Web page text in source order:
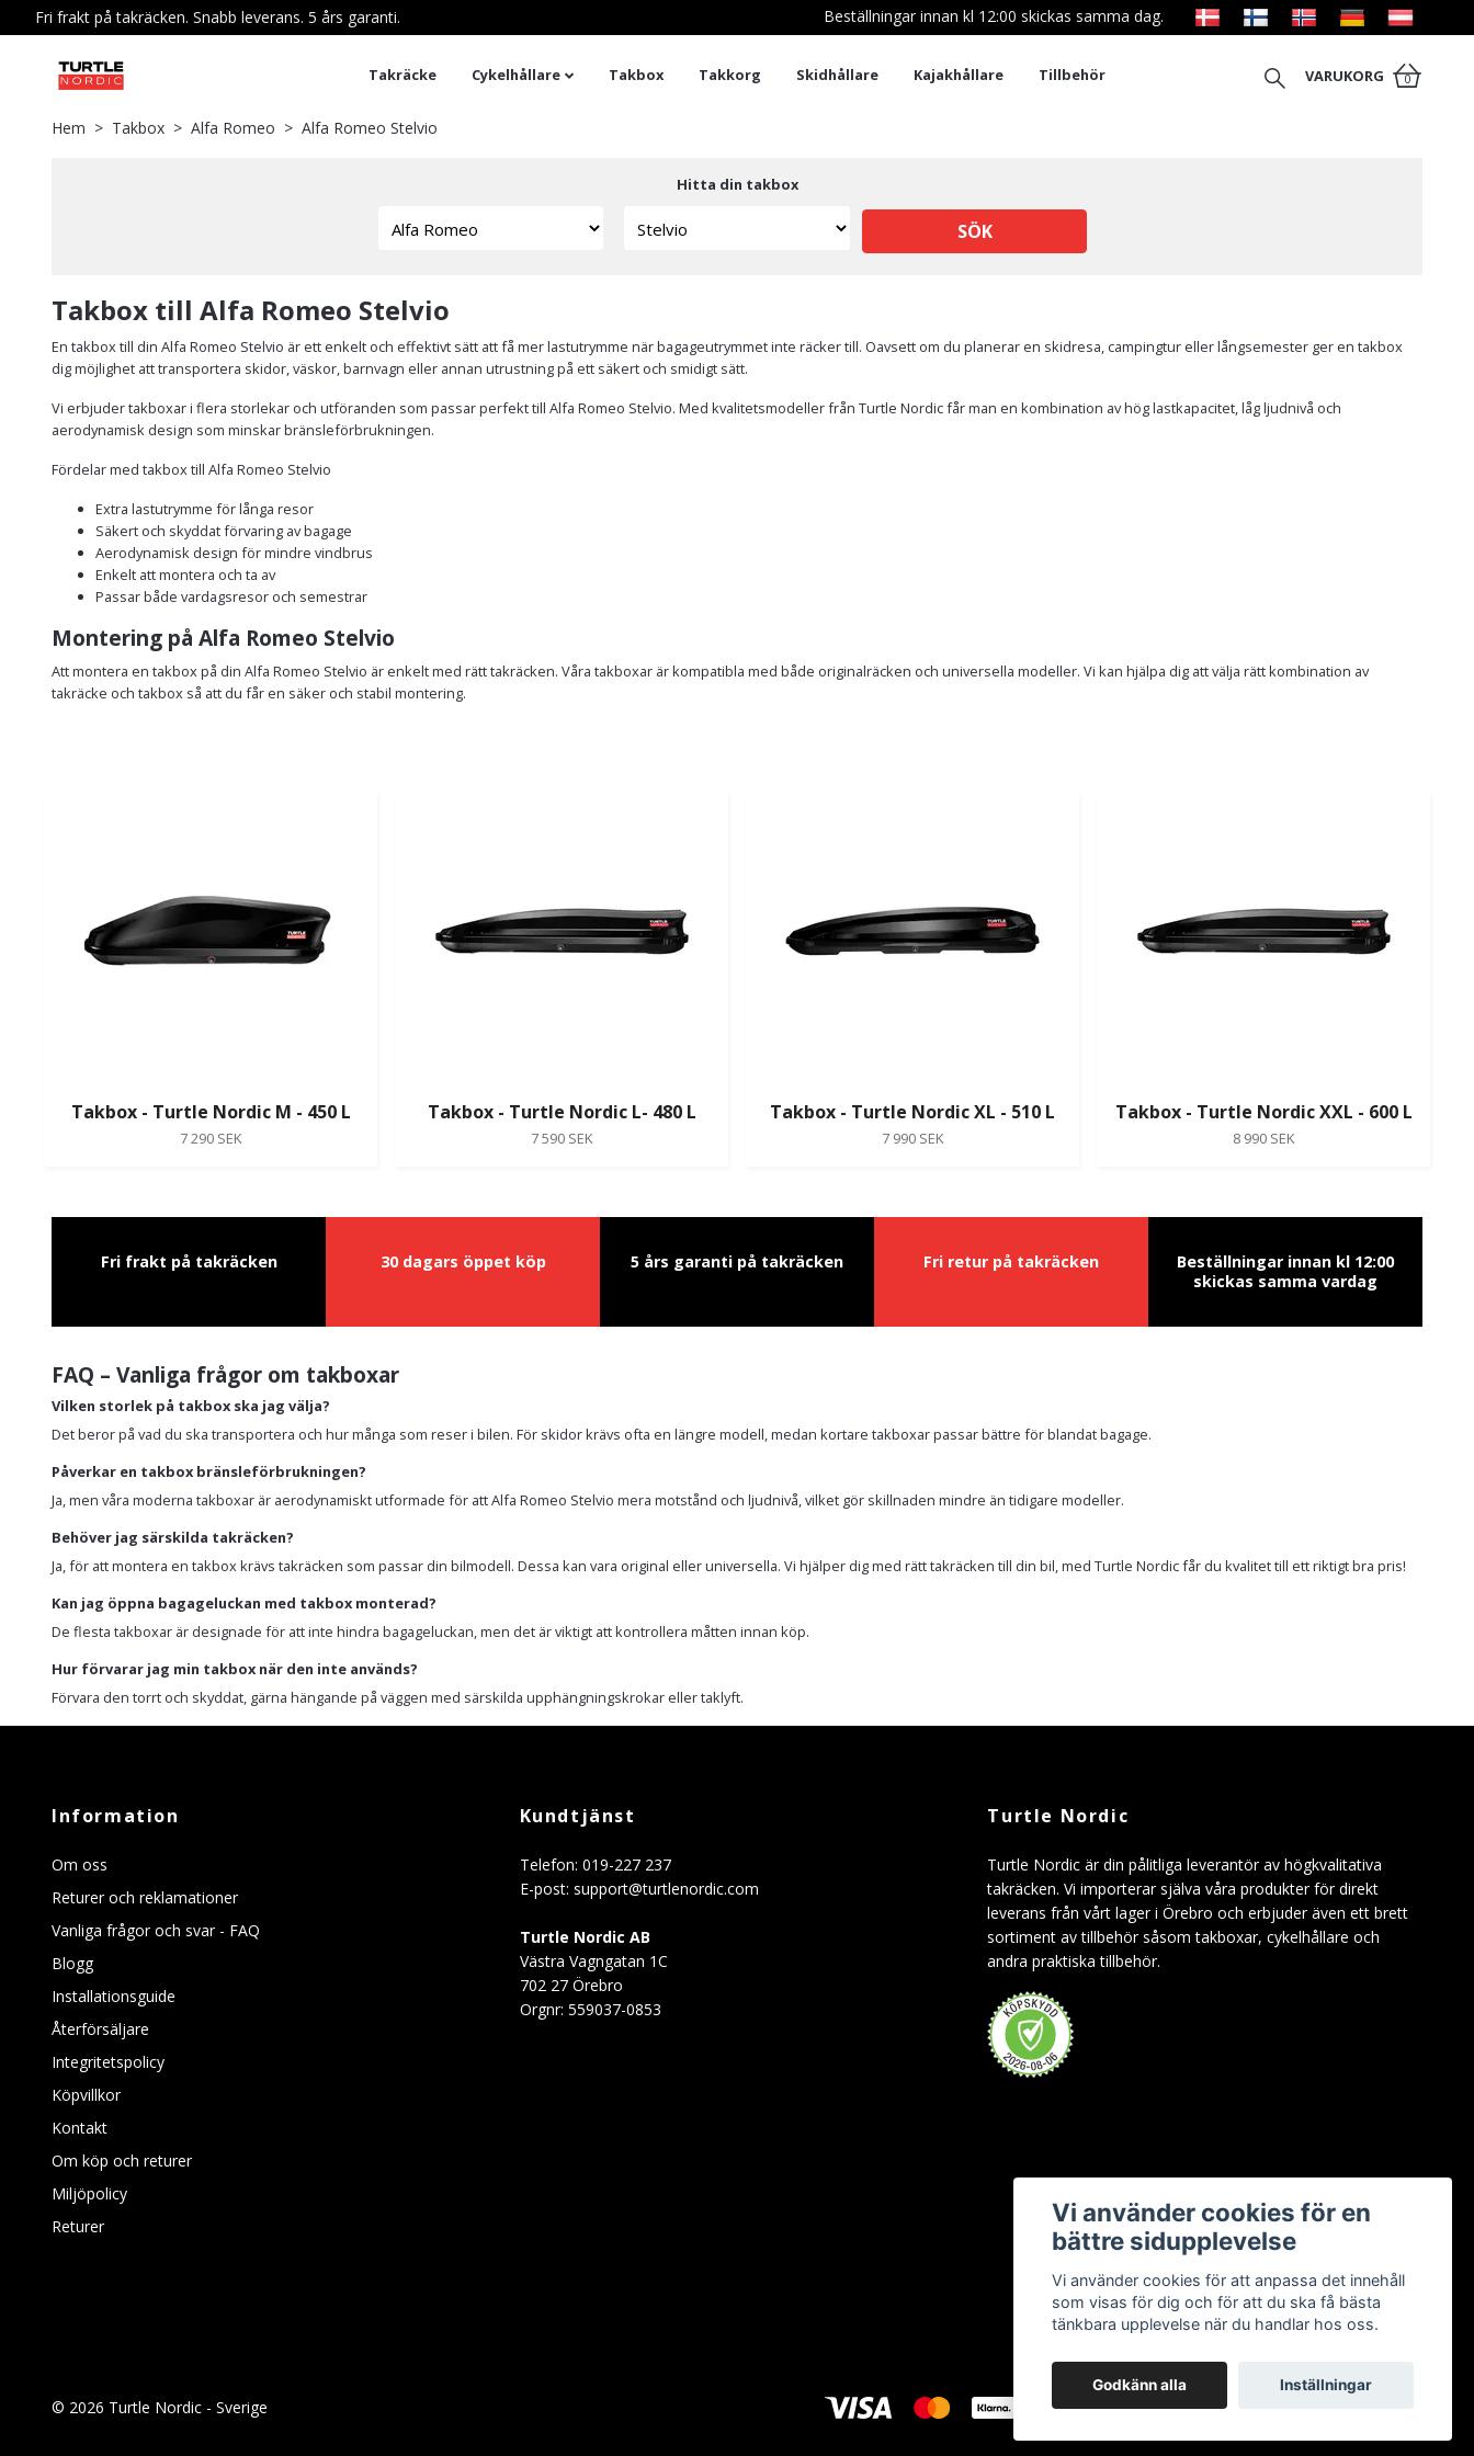
Fri frakt på takräcken. Snabb leverans. 5 års garanti. Beställningar innan kl 12:00 skickas samma dag.
Takräcke Cykelhållare Takbox Takkorg Skidhållare Kajakhållare Tillbehör VARUKORG 0
Hem Takbox Alfa Romeo Alfa Romeo Stelvio
Hitta din takbox
SÖK
Takbox till Alfa Romeo Stelvio
En takbox till din Alfa Romeo Stelvio är ett enkelt och effektivt sätt att få mer lastutrymme när bagageutrymmet inte räcker till. Oavsett om du planerar en skidresa, campingtur eller långsemester ger en takbox
dig möjlighet att transportera skidor, väskor, barnvagn eller annan utrustning på ett säkert och smidigt sätt.
Vi erbjuder takboxar i flera storlekar och utföranden som passar perfekt till Alfa Romeo Stelvio. Med kvalitetsmodeller från Turtle Nordic får man en kombination av hög lastkapacitet, låg ljudnivå och
aerodynamisk design som minskar bränsleförbrukningen.
Fördelar med takbox till Alfa Romeo Stelvio
Extra lastutrymme för långa resor
Säkert och skyddat förvaring av bagage
Aerodynamisk design för mindre vindbrus
Enkelt att montera och ta av
Passar både vardagsresor och semestrar
Montering på Alfa Romeo Stelvio
Att montera en takbox på din Alfa Romeo Stelvio är enkelt med rätt takräcken. Våra takboxar är kompatibla med både originalräcken och universella modeller. Vi kan hjälpa dig att välja rätt kombination av
takräcke och takbox så att du får en säker och stabil montering.
Takbox - Turtle Nordic M - 450 L
7 290 SEK
Takbox - Turtle Nordic L- 480 L
7 590 SEK
Takbox - Turtle Nordic XL - 510 L
7 990 SEK
Takbox - Turtle Nordic XXL - 600 L
8 990 SEK
Fri frakt på takräcken 30 dagars öppet köp 5 års garanti på takräcken Fri retur på takräcken
Beställningar innan kl 12:00
skickas samma vardag
FAQ – Vanliga frågor om takboxar
Vilken storlek på takbox ska jag välja?
Det beror på vad du ska transportera och hur många som reser i bilen. För skidor krävs ofta en längre modell, medan kortare takboxar passar bättre för blandat bagage.
Påverkar en takbox bränsleförbrukningen?
Ja, men våra moderna takboxar är aerodynamiskt utformade för att Alfa Romeo Stelvio mera motstånd och ljudnivå, vilket gör skillnaden mindre än tidigare modeller.
Behöver jag särskilda takräcken?
Ja, för att montera en takbox krävs takräcken som passar din bilmodell. Dessa kan vara original eller universella. Vi hjälper dig med rätt takräcken till din bil, med Turtle Nordic får du kvalitet till ett riktigt bra pris!
Kan jag öppna bagageluckan med takbox monterad?
De flesta takboxar är designade för att inte hindra bagageluckan, men det är viktigt att kontrollera måtten innan köp.
Hur förvarar jag min takbox när den inte används?
Förvara den torrt och skyddat, gärna hängande på väggen med särskilda upphängningskrokar eller taklyft.
Information
Om oss
Returer och reklamationer
Vanliga frågor och svar - FAQ
Blogg
Installationsguide
Återförsäljare
Integritetspolicy
Köpvillkor
Kontakt
Om köp och returer
Miljöpolicy
Returer
Kundtjänst
Telefon: 019-227 237
E-post: support@turtlenordic.com
Turtle Nordic AB
Västra Vagngatan 1C
702 27 Örebro
Orgnr: 559037-0853
Turtle Nordic
Turtle Nordic är din pålitliga leverantör av högkvalitativa
takräcken. Vi importerar själva våra produkter för direkt
leverans från vårt lager i Örebro och erbjuder även ett brett
sortiment av tillbehör såsom takboxar, cykelhållare och
andra praktiska tillbehör.
© 2026 Turtle Nordic - Sverige
Vi använder cookies för en
bättre sidupplevelse
Vi använder cookies för att anpassa det innehåll
som visas för dig och för att du ska få bästa
tänkbara upplevelse när du handlar hos oss.
Godkänn alla Inställningar